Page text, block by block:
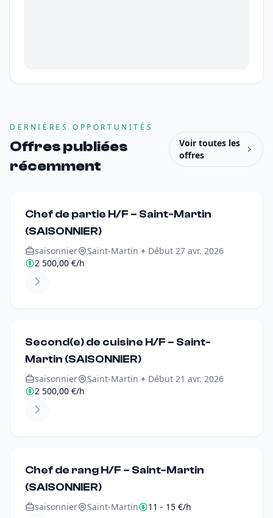
DERNIÈRES OPPORTUNITÉS
Offres publiées
récemment
Voir toutes les
offres
Chef de partie H/F – Saint-Martin
(SAISONNIER)
saisonnier Saint-Martin
Début 27 avr. 2026
2 500,00 €/h
Second(e) de cuisine H/F – Saint-
Martin (SAISONNIER)
saisonnier Saint-Martin
Début 21 avr. 2026
2 500,00 €/h
Chef de rang H/F – Saint-Martin
(SAISONNIER)
saisonnier Saint-Martin 11 - 15 €/h